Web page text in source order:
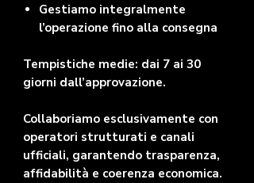
Gestiamo integralmente
l’operazione fino alla consegna
Tempistiche medie: dai 7 ai 30
giorni dall’approvazione.
Collaboriamo esclusivamente con
operatori strutturati e canali
ufficiali, garantendo trasparenza,
affidabilità e coerenza economica.